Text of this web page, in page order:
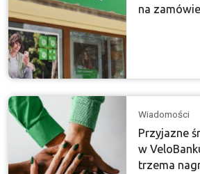
na
Wiadomości
Przyjazne
w
trzema